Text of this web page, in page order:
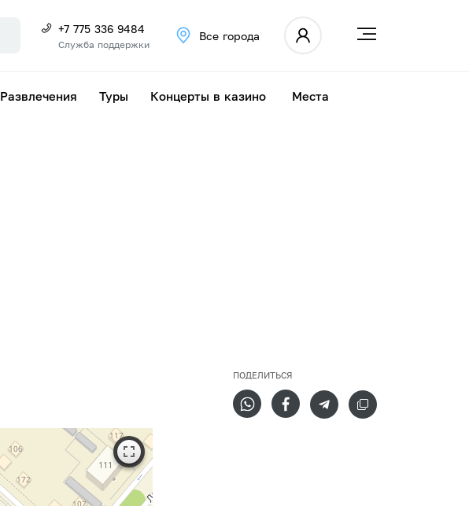
+7 775 336 9484
Служба поддержки
Все города
Развлечения Туры Концерты в казино Места
ПОДЕЛИТЬСЯ